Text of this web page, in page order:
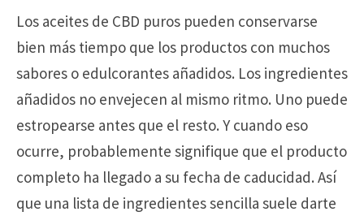
Los aceites de CBD puros pueden conservarse
bien más tiempo que los productos con muchos
sabores o edulcorantes añadidos. Los ingredientes
añadidos no envejecen al mismo ritmo. Uno puede
estropearse antes que el resto. Y cuando eso
ocurre, probablemente signifique que el producto
completo ha llegado a su fecha de caducidad. Así
que una lista de ingredientes sencilla suele darte